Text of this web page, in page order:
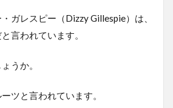
ガレスピー（Dizzy Gillespie）は、
言われています。
うか。
ツと言われています。